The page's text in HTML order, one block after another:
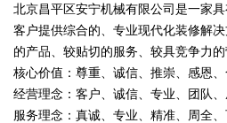
北京昌平区安宁机械有限公司是一家
客户提供综合的、专业现代化装修解
的产品、较贴切的服务、较具竞争力的
核心价值：尊重、诚信、推崇、感恩
经营理念：客户、诚信、专业、团队、
服务理念：真诚、专业、精准、周全